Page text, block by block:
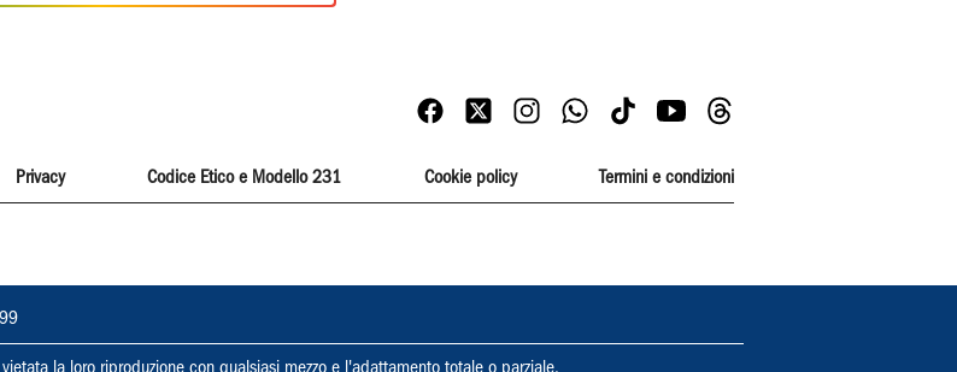
Privacy Codice Etico e Modello 231 Cookie policy Termini e condizioni
la loro riproduzione con qualsiasi mezzo e l'adattamento totale o parziale.